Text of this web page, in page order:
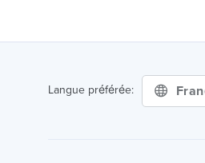
Langue préférée: